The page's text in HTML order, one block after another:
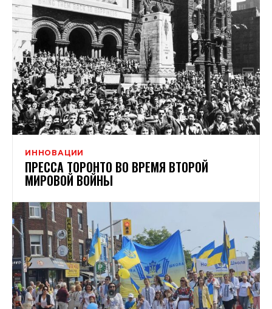
ИННОВАЦИИ
ПРЕССА ТОРОНТО ВО ВРЕМЯ ВТОРОЙ
МИРОВОЙ ВОЙНЫ